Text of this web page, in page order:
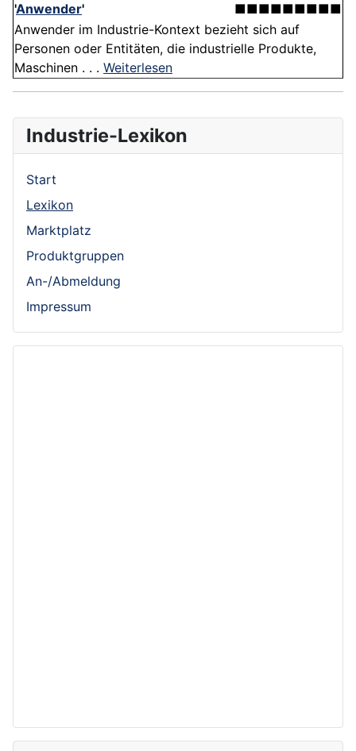
'Anwender'
■■■■■■■■■
Anwender im Industrie-Kontext bezieht sich auf
Personen oder Entitäten, die industrielle Produkte,
Maschinen . . . Weiterlesen
Industrie-Lexikon
Start
Lexikon
Marktplatz
Produktgruppen
An-/Abmeldung
Impressum